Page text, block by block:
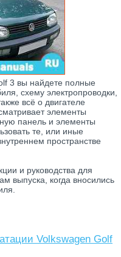
3 вы найдете полные
схему электропроводки,
всё о двигателе
элементы
панель и элементы
те, или иные
пространстве
и руководства для
выпуска, когда вносились
Volkswagen Golf